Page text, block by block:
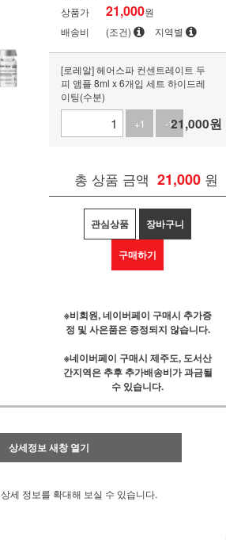
상품가
21,000원
배송비
(조건) 지역별
[로레알] 헤어스파 컨센트레이트 두
피 앰플 8ml x 6개입 세트 하이드레
이팅(수분)
+1
-121,000원
총 상품 금액 21,000 원
관심상품 장바구니
구매하기
※비회원, 네이버페이 구매시 추가증
정 및 사은품은 증정되지 않습니다.
※네이버페이 구매시 제주도, 도서산
간지역은 추후 추가배송비가 과금될
수 있습니다.
상세정보 새창 열기
상세 정보를 확대해 보실 수 있습니다.